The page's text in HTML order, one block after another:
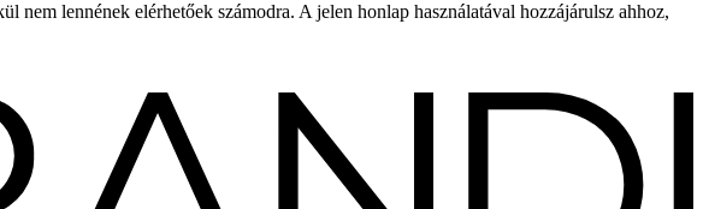
lennének elérhetőek számodra. A jelen honlap használatával hozzájárulsz ahhoz,